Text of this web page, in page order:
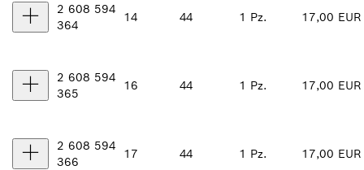
2 608 594
364
14 44 1 Pz. 17,00 EUR
2 608 594
365
16 44 1 Pz. 17,00 EUR
2 608 594
366
17 44 1 Pz. 17,00 EUR